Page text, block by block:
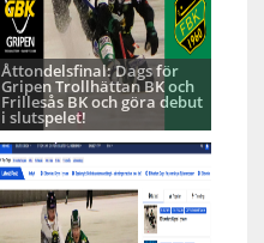
Åttondelsfinal: Dags för
Gripen Trollhättan BK och
Frillesås BK och göra debut
i slutspelet!